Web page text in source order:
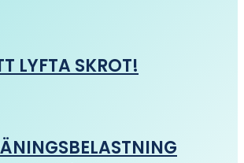
LYFTA SKROT!